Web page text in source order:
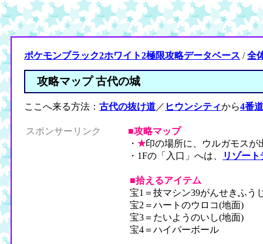
ポケモンブラック2ホワイト2極限攻略データベース /全
攻略マップ 古代の城
ここへ来る方法： 古代の抜け道／ ヒウンシティから4番
スポンサーリンク
■攻略マップ
・ ★印の場所に、ウルガモスが
・1Fの「入口」へは、
リゾー
■拾えるアイテム
宝1＝技マシン39がんせきふう
宝2＝ハートのウロコ(地面)
宝3＝たいようのいし(地面)
宝4＝ハイパーボール